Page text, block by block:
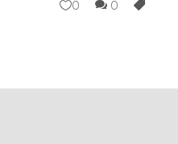
0
0